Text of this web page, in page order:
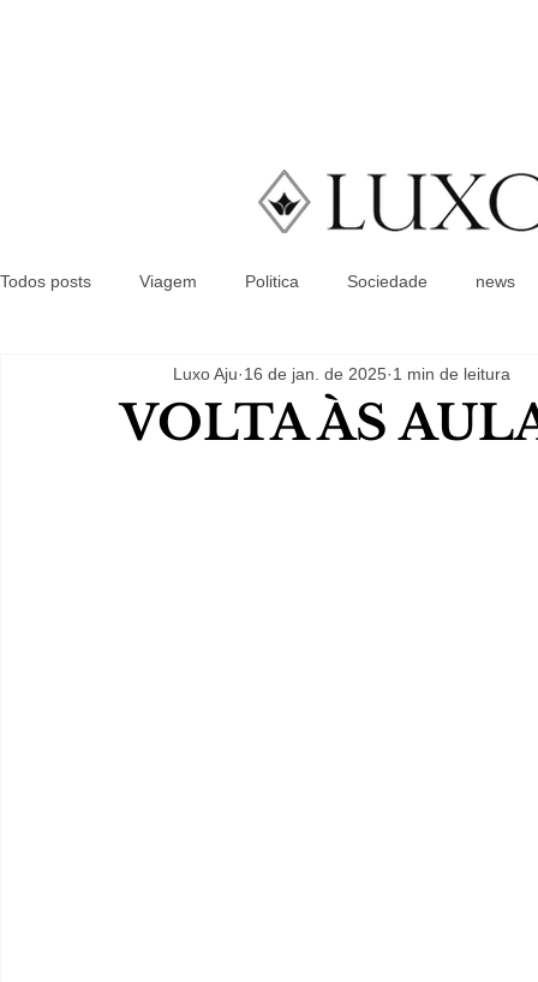
Todos posts Viagem Politica Sociedade news
VOLTA ÀS
Luxo Aju 16 de jan. de 2025 1 min de leitura